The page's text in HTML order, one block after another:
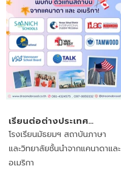
เรียนต่อต่างประเทศ
CANADA & USA
โรงเรียนมัธยมฯ สถาบันภาษา
และวิทยาลัยชั้นนำจากแคนาดาและ
อเมริกา